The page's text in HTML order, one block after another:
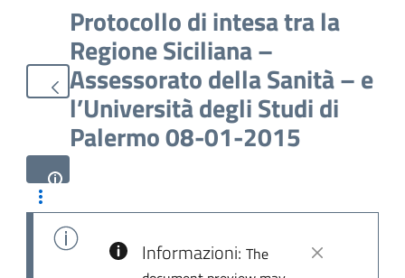
Protocollo di intesa tra la
Regione Siciliana –
Assessorato della Sanità – e
l’Università degli Studi di
Palermo 08-01-2015
Informazioni: The